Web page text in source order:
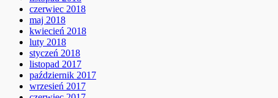
czerwiec 2018
maj 2018
kwiecień 2018
luty 2018
styczeń 2018
listopad 2017
październik 2017
wrzesień 2017